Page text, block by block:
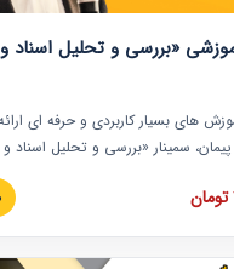
«بررسی و تحلیل اسناد
های بسیار کاربردی و حرفه‏ ای
پیمان، سمینار «بررسی و تحلیل اسناد
دانشگاه صنعتی شریف ارائه شد. در
مربوط به اسناد و مدارک پیمان،
همراه تجربیات عملی در این خصوص